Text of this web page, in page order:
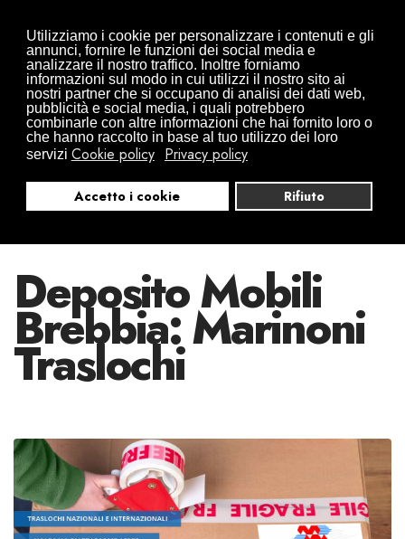
Utilizziamo i cookie per personalizzare i contenuti e gli
annunci, fornire le funzioni dei social media e
analizzare il nostro traffico. Inoltre forniamo
informazioni sul modo in cui utilizzi il nostro sito ai
nostri partner che si occupano di analisi dei dati web,
pubblicità e social media, i quali potrebbero
combinarle con altre informazioni che hai fornito loro o
che hanno raccolto in base al tuo utilizzo dei loro
servizi Cookie policy Privacy policy
Accetto i cookie Rifiuto
+39 0322 497832
+39 346 0941416
info@traslochimarinoni.it
Deposito Mobili
Brebbia: Marinoni
Traslochi